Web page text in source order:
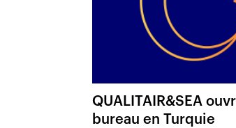
QUALITAIR&SEA
bureau en Turquie